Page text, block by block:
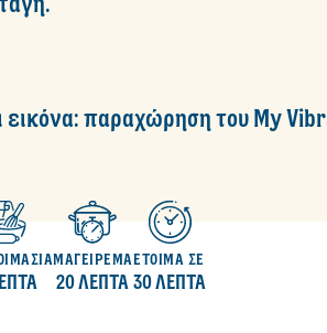
εικόνα: παραχώρηση του My
20 ΛΕΠΤΑ
ΜΑΓΕΙΡΕΜΑ
30 ΛΕΠΤΑ
ΕΤΟΙΜΑ ΣΕ